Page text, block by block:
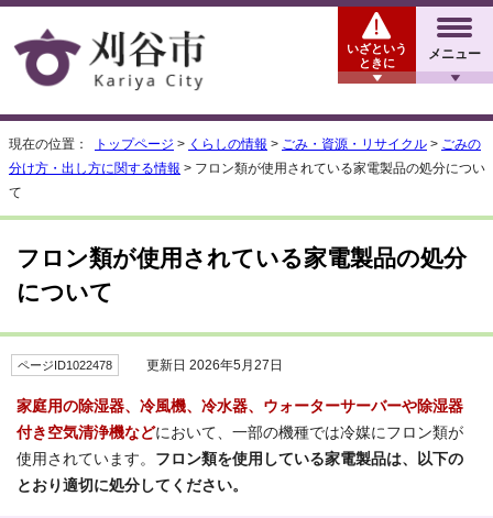
メニュー
いざという
ときに
現在の位置： トップページ > くらしの情報 > ごみ・資源・リサイクル > ごみの
分け方・出し方に関する情報 > フロン類が使用されている家電製品の処分につい
て
フロン類が使用されている家電製品の処分
について
ページID1022478 更新日 2026年5月27日
家庭用の除湿器、冷風機、冷水器、ウォーターサーバーや除湿器
付き空気清浄機などにおいて、一部の機種では冷媒にフロン類が
使用されています。 フロン類を使用している家電製品は、以下の
とおり適切に処分してください。